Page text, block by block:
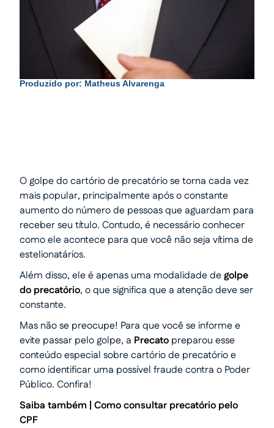
Produzido por: Matheus Alvarenga
O golpe do cartório de precatório se torna cada vez
mais popular, principalmente após o constante
aumento do número de pessoas que aguardam para
receber seu título. Contudo, é necessário conhecer
como ele acontece para que você não seja vítima de
estelionatários.
Além disso, ele é apenas uma modalidade degolpe
do precatório, o que significa que a atenção deve ser
constante.
Mas não se preocupe! Para que você se informe e
evite passar pelo golpe, a Precato preparou esse
conteúdo especial sobre cartório de precatório e
como identificar uma possível fraude contra o Poder
Público. Confira!
Saiba também | Como consultar precatório pelo
CPF